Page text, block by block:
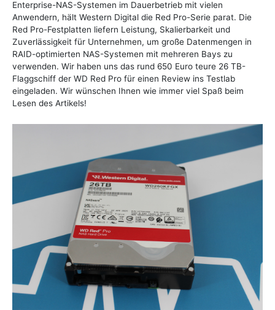
Enterprise-NAS-Systemen im Dauerbetrieb mit vielen
Anwendern, hält Western Digital die Red Pro-Serie parat. Die
Red Pro-Festplatten liefern Leistung, Skalierbarkeit und
Zuverlässigkeit für Unternehmen, um große Datenmengen in
RAID-optimierten NAS-Systemen mit mehreren Bays zu
verwenden. Wir haben uns das rund 650 Euro teure 26 TB-
Flaggschiff der WD Red Pro für einen Review ins Testlab
eingeladen. Wir wünschen Ihnen wie immer viel Spaß beim
Lesen des Artikels!